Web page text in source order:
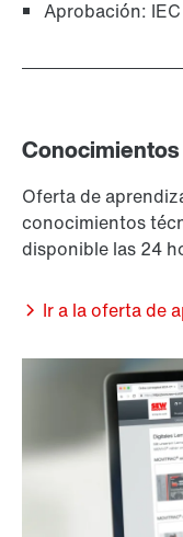
Aprobación:
Conocimientos
Oferta de
conocimientos
disponible las 24
Ir a la oferta de